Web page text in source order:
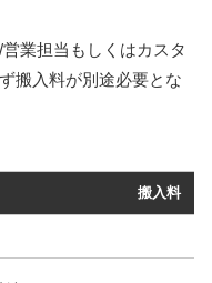
業担当もしくはカスタ
搬入料が別途必要とな
搬入料